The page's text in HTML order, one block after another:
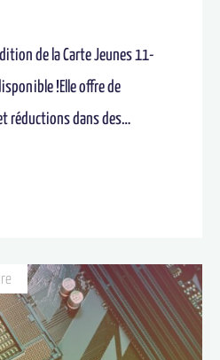
de la Carte Jeunes 11-
!Elle offre de
réductions dans des…